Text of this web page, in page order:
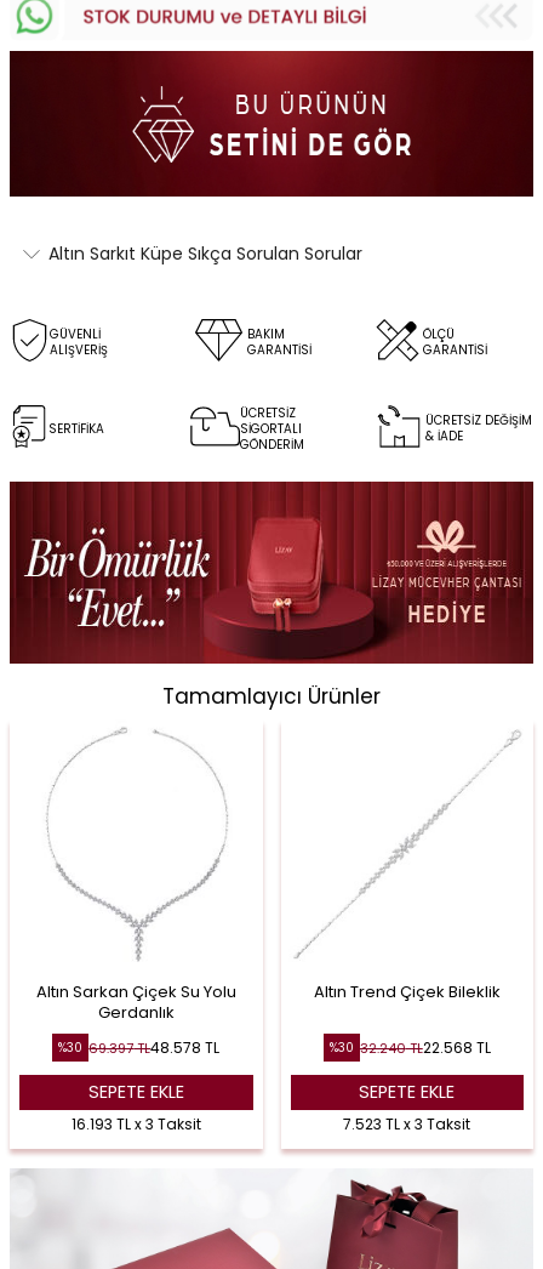
Altın Sarkıt Küpe Sıkça Sorulan Sorular
GÜVENLİ
ALIŞVERİŞ
BAKIM
GARANTİSİ
ÖLÇÜ
GARANTİSİ
SERTİFİKA
ÜCRETSİZ
SİGORTALI
GÖNDERİM
ÜCRETSİZ DEĞİŞİM
& İADE
Tamamlayıcı Ürünler
Altın Sarkan Çiçek Su Yolu
Gerdanlık
%30 69.397TL48.578 TL
SEPETE EKLE
16.193 TL x 3 Taksit
Altın Trend Çiçek Bileklik
%30 32.240TL22.568 TL
SEPETE EKLE
7.523 TL x 3 Taksit